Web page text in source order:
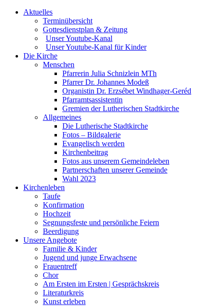
Aktuelles
Terminübersicht
Gottesdienstplan & Zeitung
Unser Youtube-Kanal
Unser Youtube-Kanal für Kinder
Die Kirche
Menschen
Pfarrerin Julia Schnizlein MTh
Pfarrer Dr. Johannes Modeß
Organistin Dr. Erzsébet Windhager-Geréd
Pfarramtsassistentin
Gremien der Lutherischen Stadtkirche
Allgemeines
Die Lutherische Stadtkirche
Fotos – Bildgalerie
Evangelisch werden
Kirchenbeitrag
Fotos aus unserem Gemeindeleben
Partnerschaften unserer Gemeinde
Wahl 2023
Kirchenleben
Taufe
Konfirmation
Hochzeit
Segnungsfeste und persönliche Feiern
Beerdigung
Unsere Angebote
Familie & Kinder
Jugend und junge Erwachsene
Frauentreff
Chor
Am Ersten im Ersten | Gesprächskreis
Literaturkreis
Kunst erleben